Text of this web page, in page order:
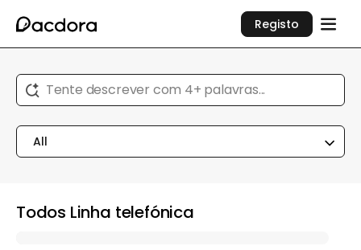
Registo
Tente descrever com 4+ palavras...
All
Todos Linha telefónica